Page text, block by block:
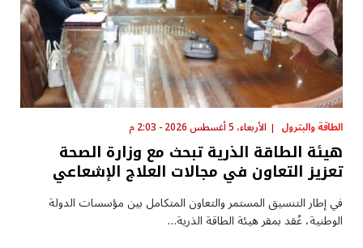
الطاقة والبترول الأربعاء، 5 أغسطس 2026 - 2:03 م
هيئة الطاقة الذرية تبحث مع وزارة الصحة
تعزيز التعاون في مجالات العلاج الإشعاعي
في إطار التنسيق المستمر والتعاون المتكامل بين مؤسسات الدولة
الوطنية، عُقد بمقر هيئة الطاقة الذرية…